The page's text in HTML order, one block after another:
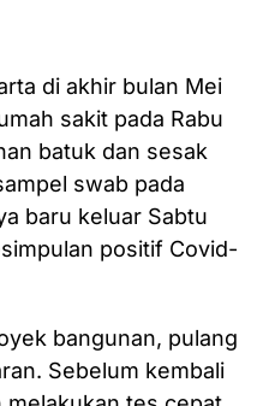
di akhir bulan Mei
sakit pada Rabu
batuk dan sesak
swab pada
baru keluar Sabtu
positif Covid-
bangunan, pulang
Sebelum kembali